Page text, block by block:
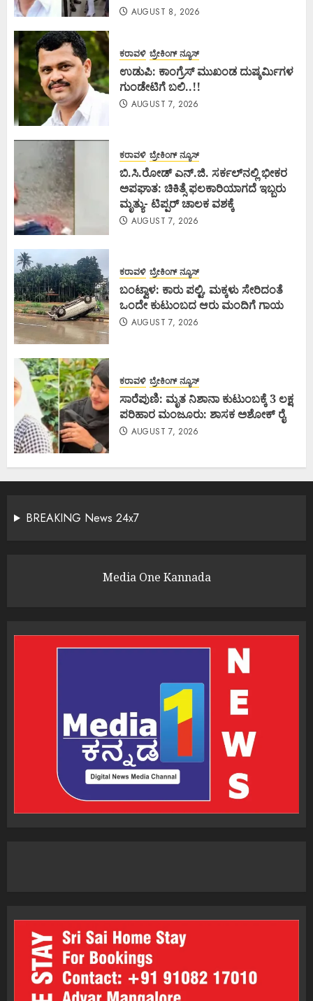
AUGUST 8, 2026
ಕರಾವಳಿ ಬ್ರೇಕಿಂಗ್ ನ್ಯೂಸ್
ಉಡುಪಿ: ಕಾಂಗ್ರೆಸ್ ಮುಖಂಡ ದುಷ್ಕರ್ಮಿಗಳ
ಗುಂಡೇಟಿಗೆ ಬಲಿ..!!
AUGUST 7, 2026
ಕರಾವಳಿ ಬ್ರೇಕಿಂಗ್ ನ್ಯೂಸ್
ಬಿ.ಸಿ.ರೋಡ್ ಎನ್.ಜಿ. ಸರ್ಕಲ್‌ನಲ್ಲಿ ಭೀಕರ
ಅಪಘಾತ: ಚಿಕಿತ್ಸೆ ಫಲಕಾರಿಯಾಗದೆ ಇಬ್ಬರು
ಮೃತ್ಯು- ಟಿಪ್ಪರ್ ಚಾಲಕ ವಶಕ್ಕೆ
AUGUST 7, 2026
ಕರಾವಳಿ ಬ್ರೇಕಿಂಗ್ ನ್ಯೂಸ್
ಬಂಟ್ವಾಳ: ಕಾರು ಪಲ್ಟಿ, ಮಕ್ಕಳು ಸೇರಿದಂತೆ
ಒಂದೇ ಕುಟುಂಬದ ಆರು ಮಂದಿಗೆ ಗಾಯ
AUGUST 7, 2026
ಕರಾವಳಿ ಬ್ರೇಕಿಂಗ್ ನ್ಯೂಸ್
ಸಾರೆಪುಣಿ: ಮೃತ ನಿಶಾನಾ ಕುಟುಂಬಕ್ಕೆ 3 ಲಕ್ಷ
ಪರಿಹಾರ ಮಂಜೂರು: ಶಾಸಕ ಅಶೋಕ್ ರೈ
AUGUST 7, 2026
BREAKING News 24x7
Media One Kannada